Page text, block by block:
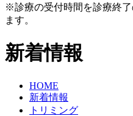
※診療の受付時間を診療終
ます。
新着情報
HOME
新着情報
トリミング